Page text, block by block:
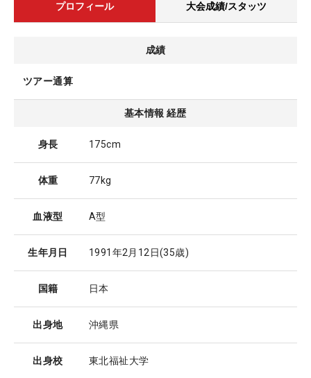
プロフィール 大会成績/スタッツ
成績
ツアー通算
基本情報 経歴
身長 175cm
体重 77kg
血液型 A型
生年月日 1991年2月12日(35歳)
国籍 日本
出身地 沖縄県
出身校 東北福祉大学